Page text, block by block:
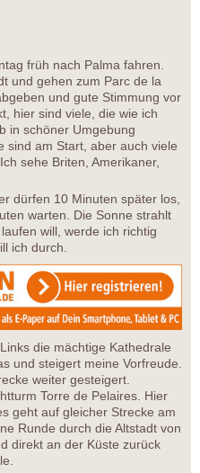
früh nach Palma fahren.
und gehen zum Parc de la
und gute Stimmung vor
hier sind viele, die wie ich
in schöner Umgebung
sind am Start, aber auch viele
sehe Briten, Amerikaner,
dürfen 10 Minuten später los,
warten. Die Sonne strahlt
will, werde ich richtig
ich durch.
die mächtige Kathedrale
und steigert meine Vorfreude.
weiter gesteigert.
Torre de Pelaires. Hier
geht auf gleicher Strecke am
Runde durch die Altstadt von
direkt an der Küste zurück